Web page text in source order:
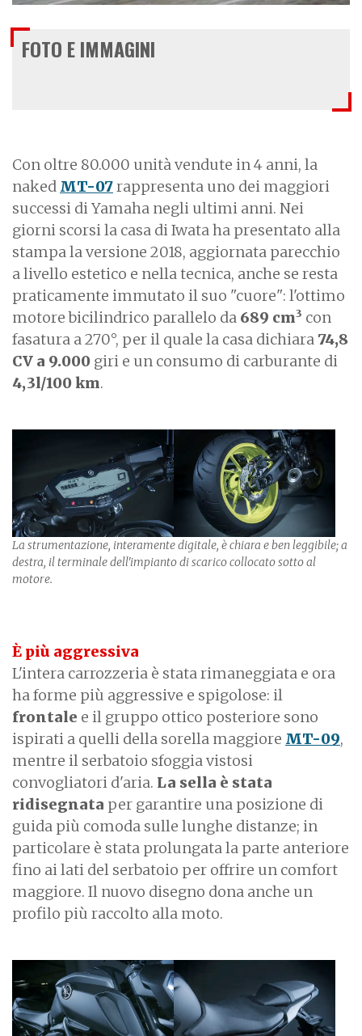
€ 6.790
FOTO E IMMAGINI
Con oltre 80.000 unità vendute in 4 anni, la
naked MT-07rappresenta uno dei maggiori
successi di Yamaha negli ultimi anni. Nei
giorni scorsi la casa di Iwata ha presentato alla
stampa la versione 2018, aggiornata parecchio
a livello estetico e nella tecnica, anche se resta
praticamente immutato il suo "cuore": l'ottimo
motore bicilindrico parallelo da 689 cm3 con
fasatura a 270°, per il quale la casa dichiara 74,8
CV a 9.000 giri e un consumo di carburante di
4,3l/100 km.
La strumentazione, interamente digitale, è chiara e ben leggibile; a
destra, il terminale dell'impianto di scarico collocato sotto al
motore.
È più aggressiva
L'intera carrozzeria è stata rimaneggiata e ora
ha forme più aggressive e spigolose: il
frontale e il gruppo ottico posteriore sono
ispirati a quelli della sorella maggiore MT-09,
mentre il serbatoio sfoggia vistosi
convogliatori d'aria. La sella è stata
ridisegnata per garantire una posizione di
guida più comoda sulle lunghe distanze; in
particolare è stata prolungata la parte anteriore
fino ai lati del serbatoio per offrire un comfort
maggiore. Il nuovo disegno dona anche un
profilo più raccolto alla moto.